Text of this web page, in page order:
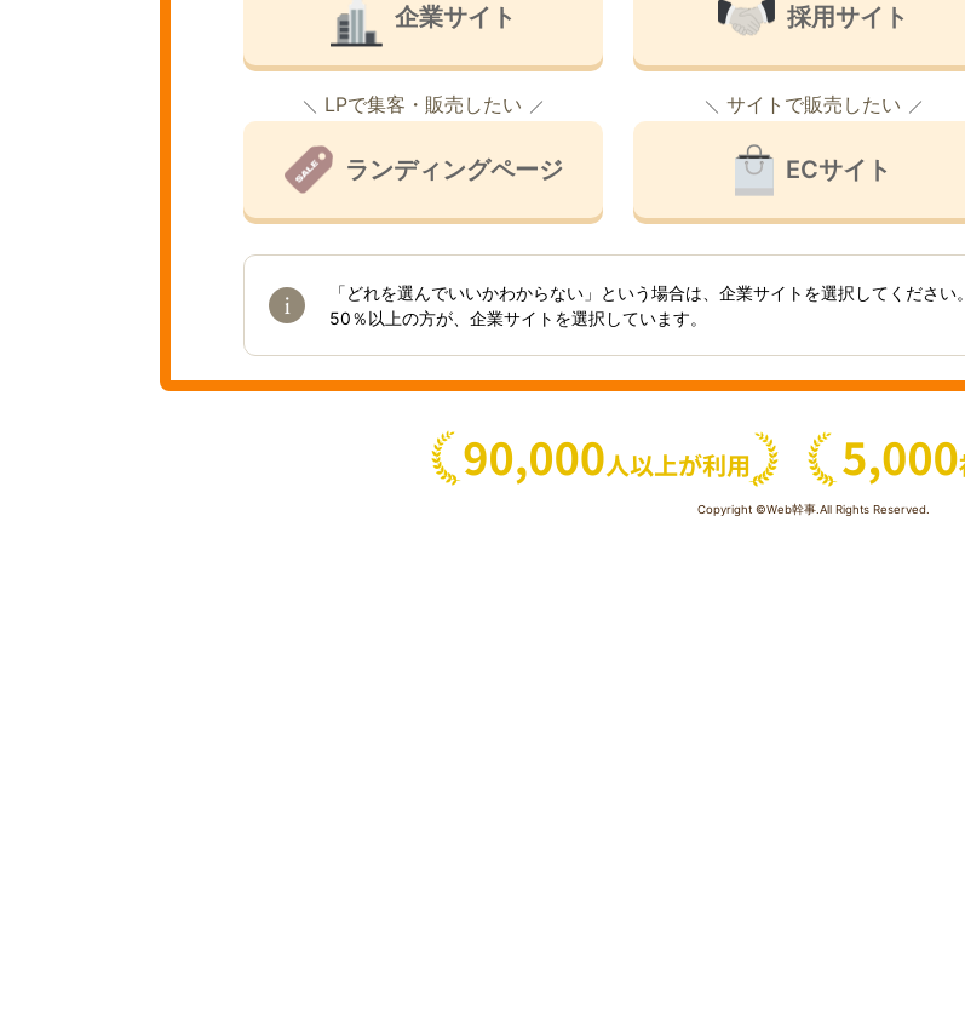
企業サイト 採用サイト
LPで集客・販売したい
ランディングページ
サイトで販売したい
ECサイト
「どれを選んでいいかわからない」という場合は、企業サイトを選択してください。
50％以上の方が、企業サイトを選択しています。
Copyright ©Web幹事.All Rights Reserved.